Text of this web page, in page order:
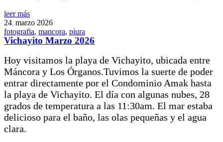
leer más
24. marzo 2026
fotografia, mancora, piura
Vichayito Marzo 2026
Hoy visitamos la playa de Vichayito, ubicada entre
Máncora y Los Órganos.Tuvimos la suerte de poder
entrar directamente por el Condominio Amak hasta
la playa de Vichayito. El día con algunas nubes, 28
grados de temperatura a las 11:30am. El mar estaba
delicioso para el baño, las olas pequeñas y el agua
clara.